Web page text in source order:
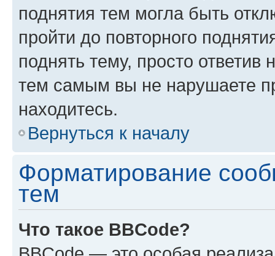
поднятия тем могла быть
пройти до повторного
поднять тему, просто ответив
тем самым вы не нарушаете
находитесь.
Вернуться к началу
Форматирование
тем
Что такое BBCode?